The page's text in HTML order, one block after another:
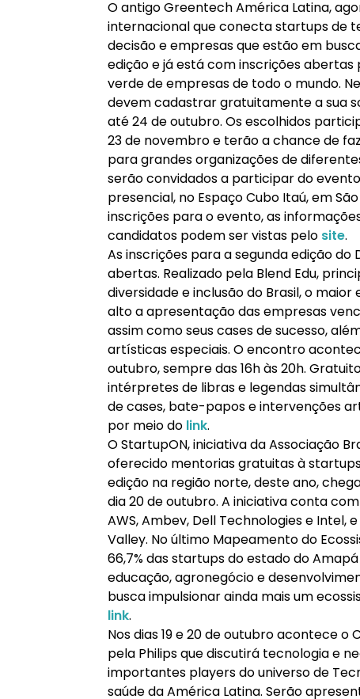
O antigo Greentech América Latina,
internacional que conecta startups de
decisão e empresas que estão em
edição e já está com inscrições
verde de empresas de todo o mundo.
devem cadastrar gratuitamente a sua
até 24 de outubro. Os escolhidos
23 de novembro e terão a chance de
para grandes organizações de
serão convidados a participar do
presencial, no Espaço Cubo Itaú, em
inscrições para o evento, as
candidatos podem ser vistas pelo site.
As inscrições para a segunda edição
abertas. Realizado pela Blend Edu,
diversidade e inclusão do Brasil, o
alto a apresentação das empresas
assim como seus cases de sucesso,
artísticas especiais. O encontro
outubro, sempre das 16h às 20h.
intérpretes de libras e legendas
de cases, bate-papos e intervenções
por meio do link.
O StartupON, iniciativa da Associação
oferecido mentorias gratuitas à
edição na região norte, deste ano,
dia 20 de outubro. A iniciativa conta
AWS, Ambev, Dell Technologies e
Valley. No último Mapeamento do
66,7% das startups do estado do
educação, agronegócio e
busca impulsionar ainda mais um
link.
Nos dias 19 e 20 de outubro acontece
pela Philips que discutirá tecnologia e
importantes players do universo de
saúde da América Latina. Serão